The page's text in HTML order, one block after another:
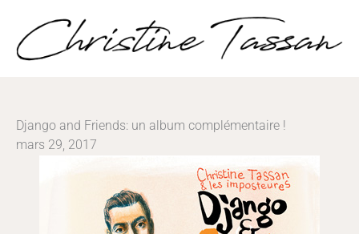
contenu
Django and Friends: un album complémentaire !
mars 29, 2017